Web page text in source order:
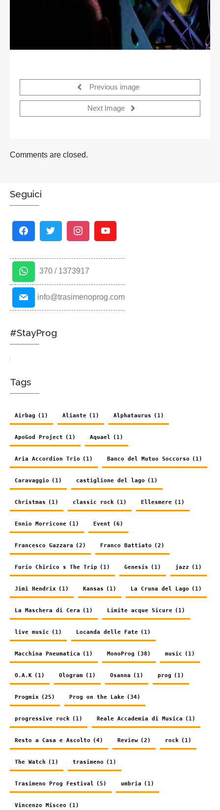
Previous image
Next Image
Comments are closed.
Seguici
370 / 1373917
info@trasimenoprog.com
#StayProg
Tags
Airbag (1) Aliante (1) Alphataurus (1)
ApoGod Project (1) Aquael (1)
Aria Accordion Trio (1) Banco del Mutuo Soccorso (1)
Caravaggio (1) castiglione del lago (1)
Christmas (1) classic rock (1) Ellesmere (1)
Ennio Morricone (1) Event (6)
Francesco Gazzara (2) Franco Battiato (2)
Furio Chirico s The Trip (1) Genesis (1) jazz (1)
Jimi Hendrix (1) Kansas (1) La Cruna del Lago (1)
La Maschera di Cera (1) Limite acque Sicure (1)
live music (1) Locanda delle Fate (1)
Macchina Pneumatica (1) MonoProg (38) music (1)
O.A.K (1) Ologram (1) Osanna (1) prog (1)
Progmix (25) Prog on the Lake (34)
progressive rock (1) Reale Accademia di Musica (1)
Resto a Casa e Ascolto (4) Review (2) rock (1)
The Watch (1) trasimeno (1)
Trasimeno Prog Festival (5) umbria (1)
Vincenzo Misceo (1)